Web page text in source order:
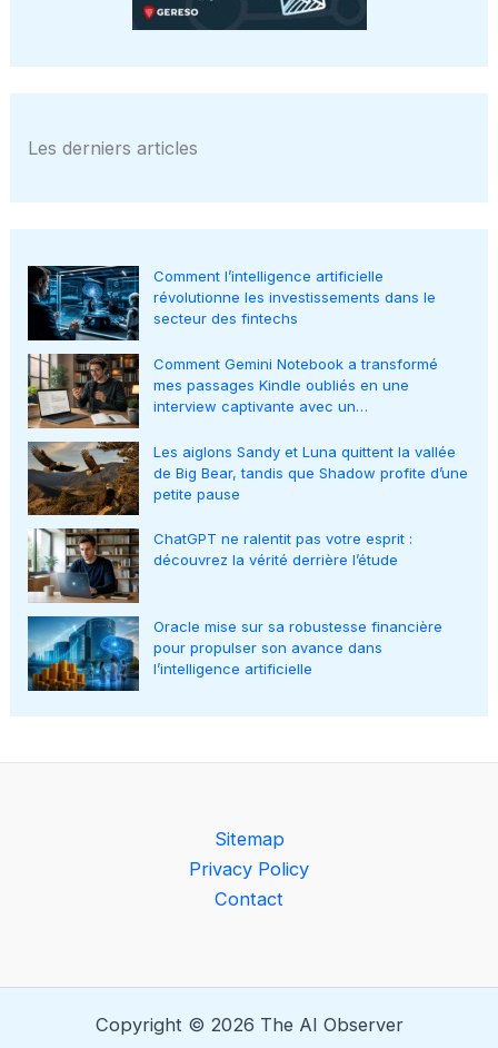
Les derniers articles
Comment l’intelligence artificielle
révolutionne les investissements dans le
secteur des fintechs
Comment Gemini Notebook a transformé
mes passages Kindle oubliés en une
interview captivante avec un…
Les aiglons Sandy et Luna quittent la vallée
de Big Bear, tandis que Shadow profite d’une
petite pause
ChatGPT ne ralentit pas votre esprit :
découvrez la vérité derrière l’étude
Oracle mise sur sa robustesse financière
pour propulser son avance dans
l’intelligence artificielle
Sitemap
Privacy Policy
Contact
Copyright © 2026 The AI Observer